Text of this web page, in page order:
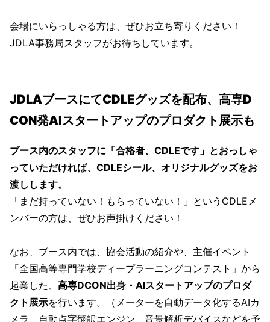
会場にいらっしゃる方は、ぜひお立ち寄りください！
JDLA事務局スタッフがお待ちしています。
JDLAブースにてCDLEグッズを配布、高専D
CON発AIスタートアップのプロダクト展示も
ブース内のスタッフに「合格者、CDLEです」とおっしゃ
っていただければ、CDLEシール、オリジナルグッズをお
渡しします。
「まだ持っていない！もらっていない！」というCDLEメ
ンバーの方は、ぜひお声掛けください！
なお、ブース内では、協会活動の紹介や、主催イベント
「全国高等専門学校ディープラーニングコンテスト」から
起業した、 高専DCON出身・AIスタートアップのプロダ
クト展示を行います。（メーターを自動データ化するAIカ
メラ、自動点字翻訳エンジン、音景解析デバイスなどを予